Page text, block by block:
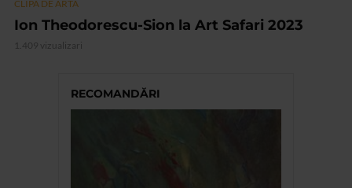
CLIPA DE ARTA
Ion Theodorescu-Sion la Art Safari 2023
1.409 vizualizari
RECOMANDĂRI